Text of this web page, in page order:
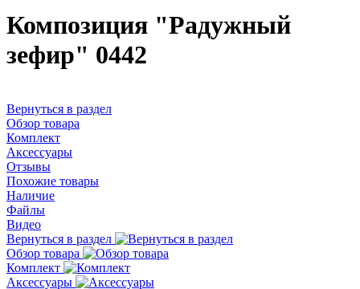
Композиция "Радужный
зефир" 0442
Вернуться в раздел
Обзор товара
Комплект
Аксессуары
Отзывы
Похожие товары
Наличие
Файлы
Видео
Вернуться в раздел
Обзор товара
Комплект
Аксессуары